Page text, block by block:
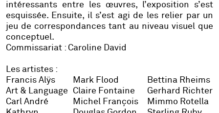
intéressants entre les œuvres, l’exposition s’est
esquissée. Ensuite, il s’est agi de les relier par un
jeu de correspondances tant au niveau visuel que
conceptuel.
Commissariat : Caroline David
Les artistes :
Francis Alÿs
Art & Language
Carl André
Mark Flood
Claire Fontaine
Michel François
Bettina Rheims
Gerhard Richter
Mimmo Rotella